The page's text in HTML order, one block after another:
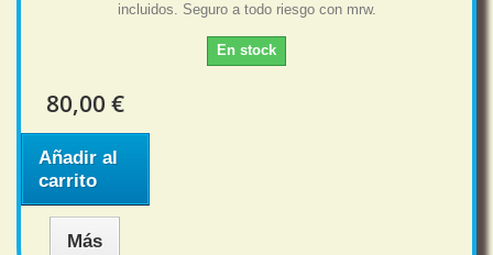
incluidos. Seguro a todo riesgo con mrw.
En stock
80,00 €
Añadir al
carrito
Más